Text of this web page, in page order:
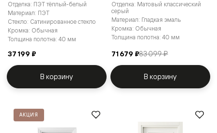
Отделка: ПЭТ тёплый-белый
Материал: ПЭТ
Стекло: Сатинированное стекло
Кромка: Обычная
Толщина полотна: 40 мм
37 199 ₽
В корзину
Отделка: Матовый классический
серый
Материал: Гладкая эмаль
Кромка: Обычная
Толщина полотна: 40 мм
71 679 ₽83 099 ₽
В корзину
АКЦИЯ